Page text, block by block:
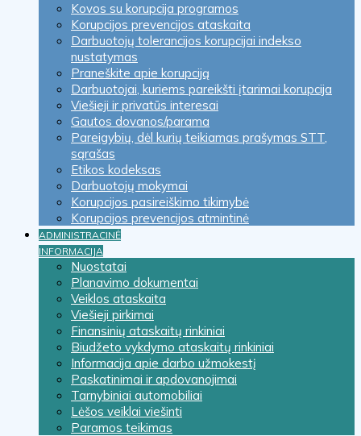
Kovos su korupcija programos
Korupcijos prevencijos ataskaita
Darbuotojų tolerancijos korupcijai indekso
nustatymas
Praneškite apie korupciją
Darbuotojai, kuriems pareikšti įtarimai korupcija
Viešieji ir privatūs interesai
Gautos dovanos/parama
Pareigybių, dėl kurių teikiamas prašymas STT,
sąrašas
Etikos kodeksas
Darbuotojų mokymai
Korupcijos pasireiškimo tikimybė
Korupcijos prevencijos atmintinė
ADMINISTRACINĖ
INFORMACIJA
Nuostatai
Planavimo dokumentai
Veiklos ataskaita
Viešieji pirkimai
Finansinių ataskaitų rinkiniai
Biudžeto vykdymo ataskaitų rinkiniai
Informacija apie darbo užmokestį
Paskatinimai ir apdovanojimai
Tarnybiniai automobiliai
Lėšos veiklai viešinti
Paramos teikimas